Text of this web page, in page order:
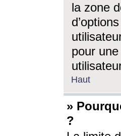
la zone
pour
Haut
»
?